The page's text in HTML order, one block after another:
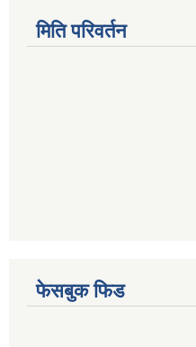
मिति परिवर्तन
फेसबुक फिड